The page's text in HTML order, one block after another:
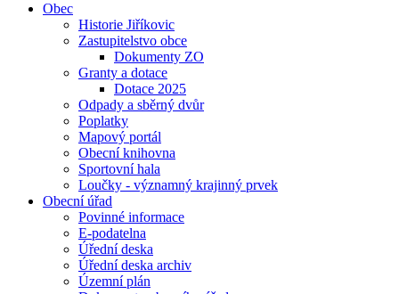
Obec
Historie Jiříkovic
Zastupitelstvo obce
Dokumenty ZO
Granty a dotace
Dotace 2025
Odpady a sběrný dvůr
Poplatky
Mapový portál
Obecní knihovna
Sportovní hala
Loučky - významný krajinný prvek
Obecní úřad
Povinné informace
E-podatelna
Úřední deska
Úřední deska archiv
Územní plán